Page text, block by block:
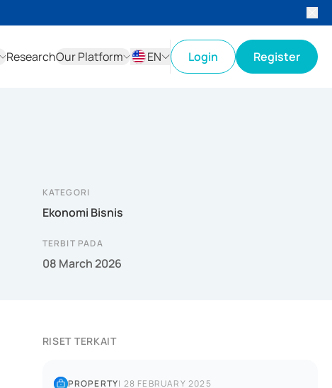
ResearchOur Platform
EN
Login Register
KATEGORI
Ekonomi Bisnis
TERBIT PADA
08 March 2026
RISET TERKAIT
PROPERTY| 28 FEBRUARY 2025